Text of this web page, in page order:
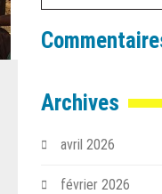
Archives
avril 2026
février 2026